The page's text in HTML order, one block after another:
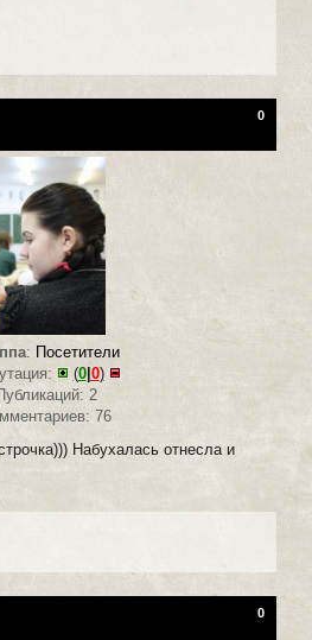
0
: Посетители
(0| 0)
2
76
Набухалась отнесла и
0